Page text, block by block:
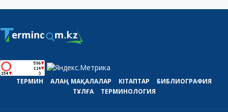
ТЕРМИН АЛАҢ МАҚАЛАЛАР КІТАПТАР
БИБЛИОГРАФИЯ
ТҰЛҒА
ТЕРМИНОЛОГИЯ